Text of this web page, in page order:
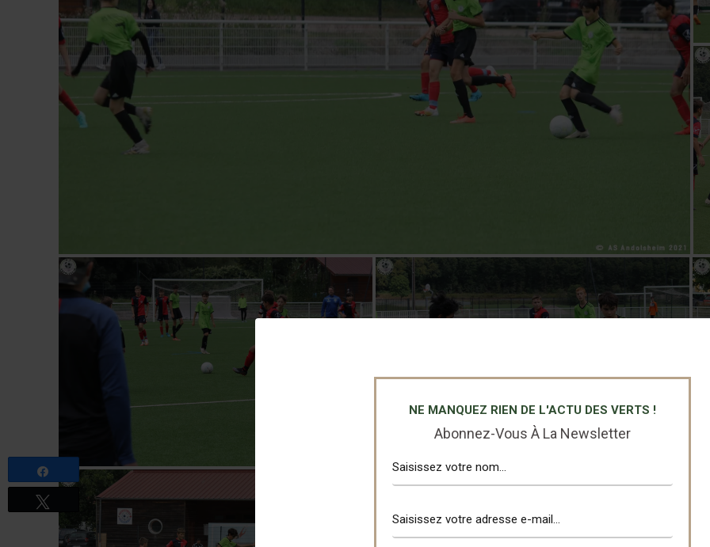
NE MANQUEZ RIEN DE L'ACTU DES VERTS !
Abonnez-Vous À La Newsletter
Partagez
Tweetez